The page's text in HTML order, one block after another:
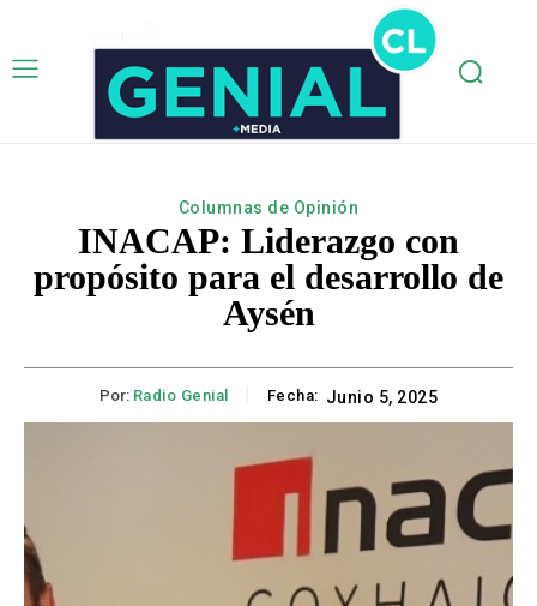
Columnas de Opinión
INACAP: Liderazgo con
propósito para el desarrollo de
Aysén
Por: Radio Genial Fecha: Junio 5, 2025